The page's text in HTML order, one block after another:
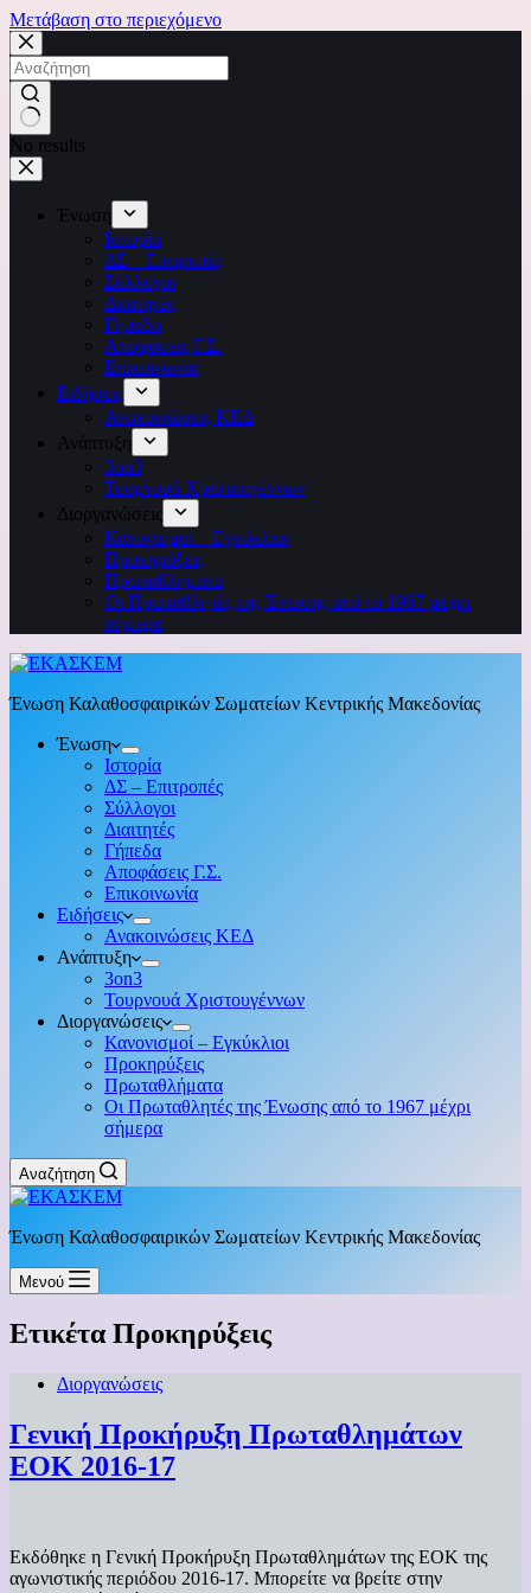
Μετάβαση στο περιεχόμενο
No results
Ένωση
Ιστορία
ΔΣ – Επιτροπές
Σύλλογοι
Διαιτητές
Γήπεδα
Αποφάσεις Γ.Σ.
Επικοινωνία
Ειδήσεις
Ανακοινώσεις ΚΕΔ
Ανάπτυξη
3on3
Τουρνουά Χριστουγέννων
Διοργανώσεις
Κανονισμοί – Εγκύκλιοι
Προκηρύξεις
Πρωταθλήματα
Οι Πρωταθλητές της Ένωσης από το 1967 μέχρι
σήμερα
Ένωση Καλαθοσφαιρικών Σωματείων Κεντρικής Μακεδονίας
Ένωση
Ιστορία
ΔΣ – Επιτροπές
Σύλλογοι
Διαιτητές
Γήπεδα
Αποφάσεις Γ.Σ.
Επικοινωνία
Ειδήσεις
Ανακοινώσεις ΚΕΔ
Ανάπτυξη
3on3
Τουρνουά Χριστουγέννων
Διοργανώσεις
Κανονισμοί – Εγκύκλιοι
Προκηρύξεις
Πρωταθλήματα
Οι Πρωταθλητές της Ένωσης από το 1967 μέχρι
σήμερα
Αναζήτηση
Ένωση Καλαθοσφαιρικών Σωματείων Κεντρικής Μακεδονίας
Μενού
Ετικέτα Προκηρύξεις
Διοργανώσεις
Γενική Προκήρυξη Πρωταθλημάτων
EOK 2016-17
Εκδόθηκε η Γενική Προκήρυξη Πρωταθλημάτων της ΕΟΚ της
αγωνιστικής περιόδου 2016-17. Μπορείτε να βρείτε στην